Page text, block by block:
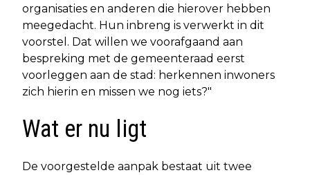
organisaties en anderen die hierover hebben
meegedacht. Hun inbreng is verwerkt in dit
voorstel. Dat willen we voorafgaand aan
bespreking met de gemeenteraad eerst
voorleggen aan de stad: herkennen inwoners
zich hierin en missen we nog iets?"
Wat er nu ligt
De voorgestelde aanpak bestaat uit twee